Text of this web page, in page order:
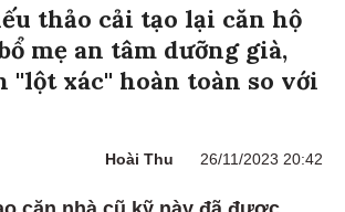
thảo cải tạo lại căn hộ
mẹ an tâm dưỡng già,
''lột xác'' hoàn toàn so với
Hoài Thu 26/11/2023 20:42